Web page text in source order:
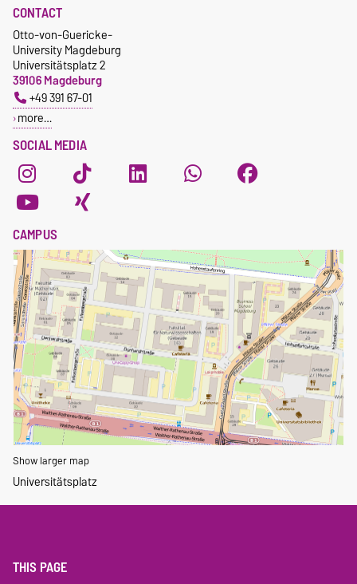
SOCIAL MEDIA
CONTACT
Otto-von-Guericke-
University Magdeburg
Universitätsplatz 2
39106 Magdeburg
+49 391 67-01
more…
CAMPUS
Show larger map
Universitätsplatz
THIS PAGE